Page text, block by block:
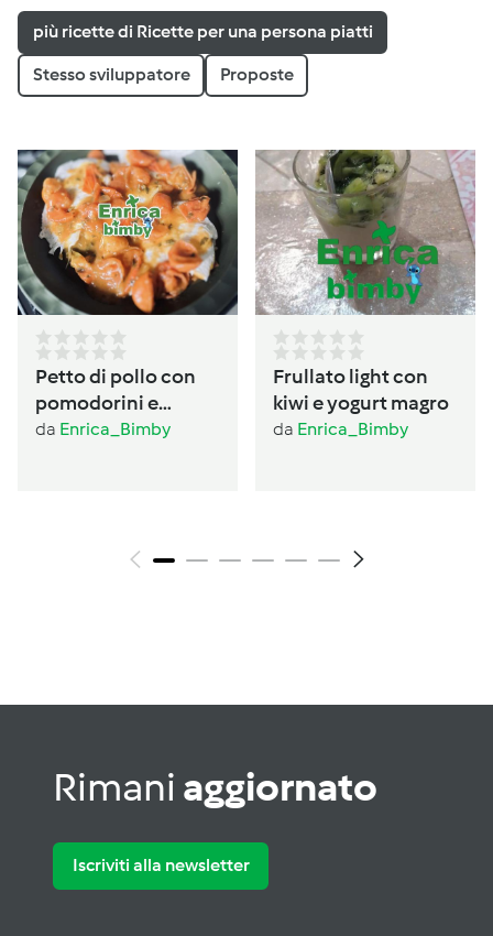
più ricette di Ricette per una persona piatti
Stesso sviluppatore Proposte
Petto di pollo con
pomodorini e
basilico
da Enrica_Bimby
Frullato light con
kiwi e yogurt magro
da Enrica_Bimby
Rimani aggiornato
Iscriviti alla newsletter